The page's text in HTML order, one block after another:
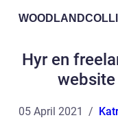
Hyr en
05 April 2021